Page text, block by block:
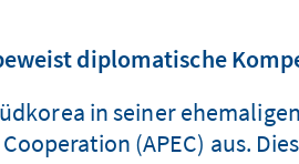
diplomatische
in seiner
(APEC) aus.